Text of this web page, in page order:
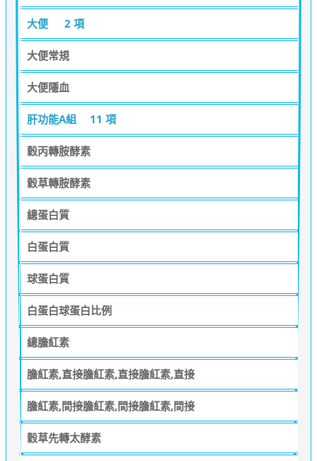
大便 2 項
大便常規
大便隱血
肝功能A組 11 項
穀丙轉胺酵素
穀草轉胺酵素
總蛋白質
白蛋白質
球蛋白質
白蛋白球蛋白比例
總膽紅素
膽紅素,直接膽紅素,直接膽紅素,直接
膽紅素,間接膽紅素,間接膽紅素,間接
穀草先轉太酵素